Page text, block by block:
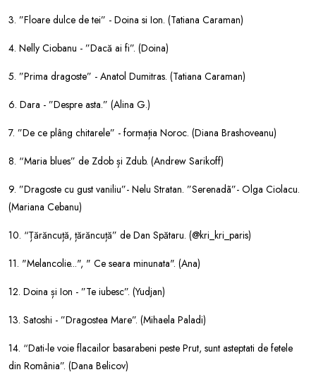
3. ”Floare dulce de tei” - Doina si Ion. (Tatiana Caraman)
4. Nelly Ciobanu - ”Dacă ai fi”. (Doina)
5. ”Prima dragoste” - Anatol Dumitras. (Tatiana Caraman)
6. Dara - ”Despre asta.” (Alina G.)
7. ”De ce plâng chitarele” - formația Noroc. (Diana Brashoveanu)
8. “Maria blues” de Zdob și Zdub. (Andrew Sarikoff)
9. ”Dragoste cu gust vaniliu”- Nelu Stratan. ”Serenadã”- Olga Ciolacu.
(Mariana Cebanu)
10. “Țărăncuță, țărăncuță” de Dan Spătaru. (@kri_kri_paris)
11. "Melancolie...", " Ce seara minunata". (Ana)
12. Doina și Ion - ”Te iubesc”. (Yudjan)
13. Satoshi - ”Dragostea Mare”. (Mihaela Paladi)
14. “Dati-le voie flacailor basarabeni peste Prut, sunt asteptati de fetele
din România”. (Dana Belicov)